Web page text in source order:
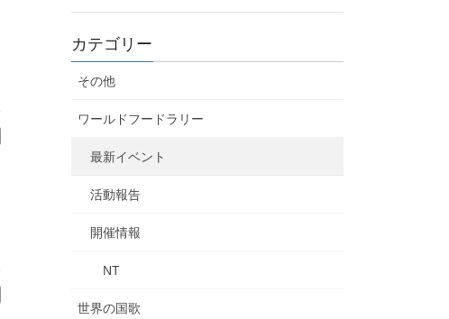
カテゴリー
その他
ワールドフードラリー
最新イベント
活動報告
開催情報
NT
世界の国歌